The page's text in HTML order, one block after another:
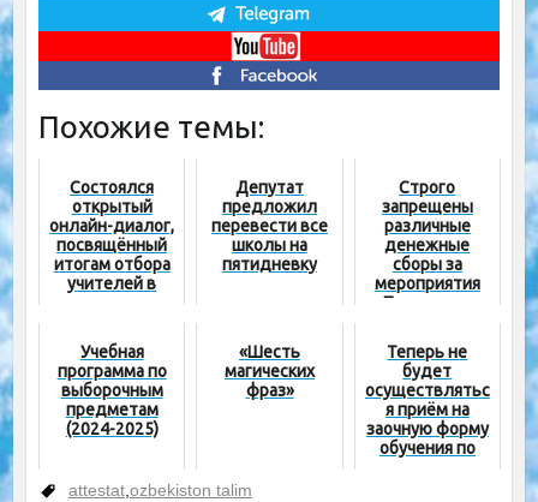
Похожие темы:
Состоялся
открытый
онлайн-диалог,
посвящённый
итогам отбора
учителей в
системы
агентства
(видео)
Депутат
предложил
перевести все
школы на
пятидневку
Строго
запрещены
различные
денежные
сборы за
мероприятия
«Последнего
Учебная
программа по
выборочным
предметам
(2024-2025)
«Шесть
магических
фраз»
Теперь не
будет
осуществлятьс
я приём на
заочную форму
обучения по
attestat,ozbekiston talim